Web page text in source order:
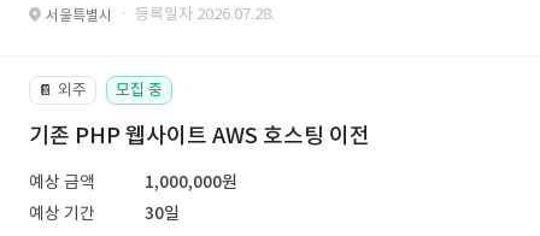
서울특별시 · 등록일자 2026.07.28.
📔 외주 모집 중
기존 PHP 웹사이트 AWS 호스팅 이전
예상 금액
1,000,000원
예상 기간
30일